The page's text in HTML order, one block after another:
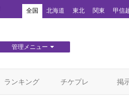
全国 北海道 東北 関東 甲信
管理メニュー
ランキング チケプレ 掲